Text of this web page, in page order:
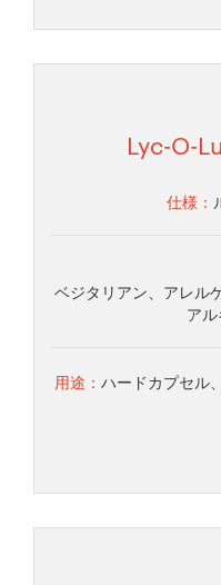
Lyc-O-
仕様：
ベジタリアン、アレル
ア
用途： ハードカプセル